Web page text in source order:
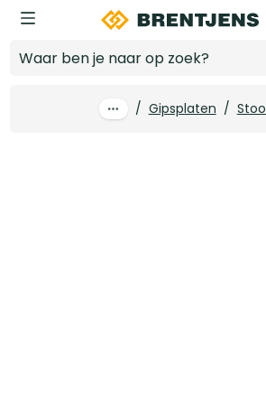
Ga naar hoofdinhoud
/ Gipsplaten /
Log in voor prijzen